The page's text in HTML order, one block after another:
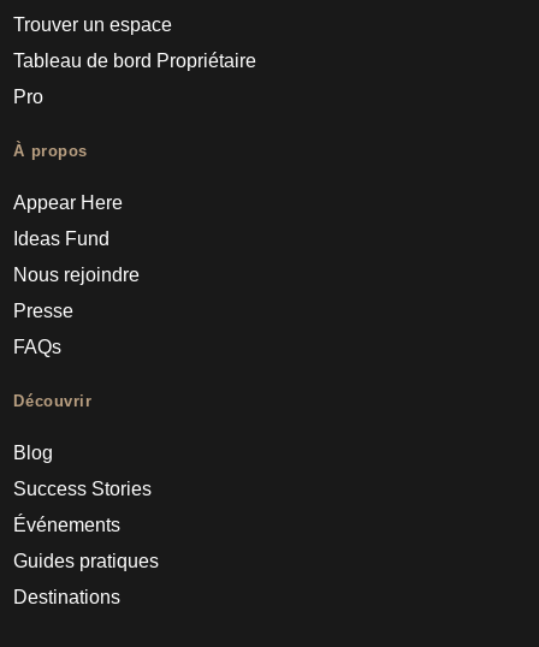
Trouver un espace
Tableau de bord Propriétaire
Pro
À propos
Appear Here
Ideas Fund
Nous rejoindre
Presse
FAQs
Découvrir
Blog
Success Stories
Événements
Guides pratiques
Destinations